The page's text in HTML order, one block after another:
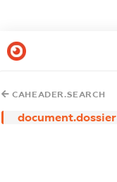
CAHEADER.SEARCH
document.dossier